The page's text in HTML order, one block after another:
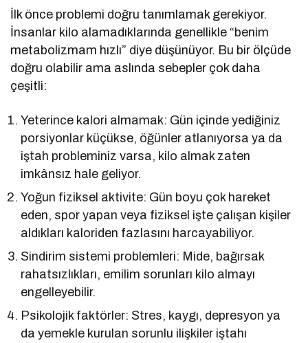
İlk önce problemi doğru tanımlamak gerekiyor.
İnsanlar kilo alamadıklarında genellikle “benim
metabolizmam hızlı” diye düşünüyor. Bu bir ölçüde
doğru olabilir ama aslında sebepler çok daha
çeşitli:
Yeterince kalori almamak: Gün içinde yediğiniz
porsiyonlar küçükse, öğünler atlanıyorsa ya da
iştah probleminiz varsa, kilo almak zaten
imkânsız hale geliyor.
Yoğun fiziksel aktivite: Gün boyu çok hareket
eden, spor yapan veya fiziksel işte çalışan kişiler
aldıkları kaloriden fazlasını harcayabiliyor.
Sindirim sistemi problemleri: Mide, bağırsak
rahatsızlıkları, emilim sorunları kilo almayı
engelleyebilir.
Psikolojik faktörler: Stres, kaygı, depresyon ya
da yemekle kurulan sorunlu ilişkiler iştahı